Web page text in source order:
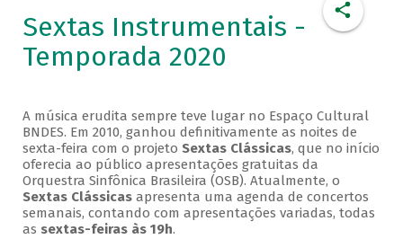
Sextas Instrumentais -
Temporada 2020
A música erudita sempre teve lugar no Espaço Cultural
BNDES. Em 2010, ganhou definitivamente as noites de
sexta-feira com o projeto Sextas Clássicas, que no início
oferecia ao público apresentações gratuitas da
Orquestra Sinfônica Brasileira (OSB). Atualmente, o
Sextas Clássicasapresenta uma agenda de concertos
semanais, contando com apresentações variadas, todas
as sextas-feiras às 19h.